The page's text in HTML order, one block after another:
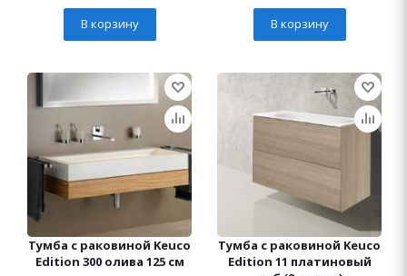
В корзину В корзину
Тумба с раковиной Keuco
Edition 300 олива 125 см
Тумба с раковиной Keuco
Edition 11 платиновый